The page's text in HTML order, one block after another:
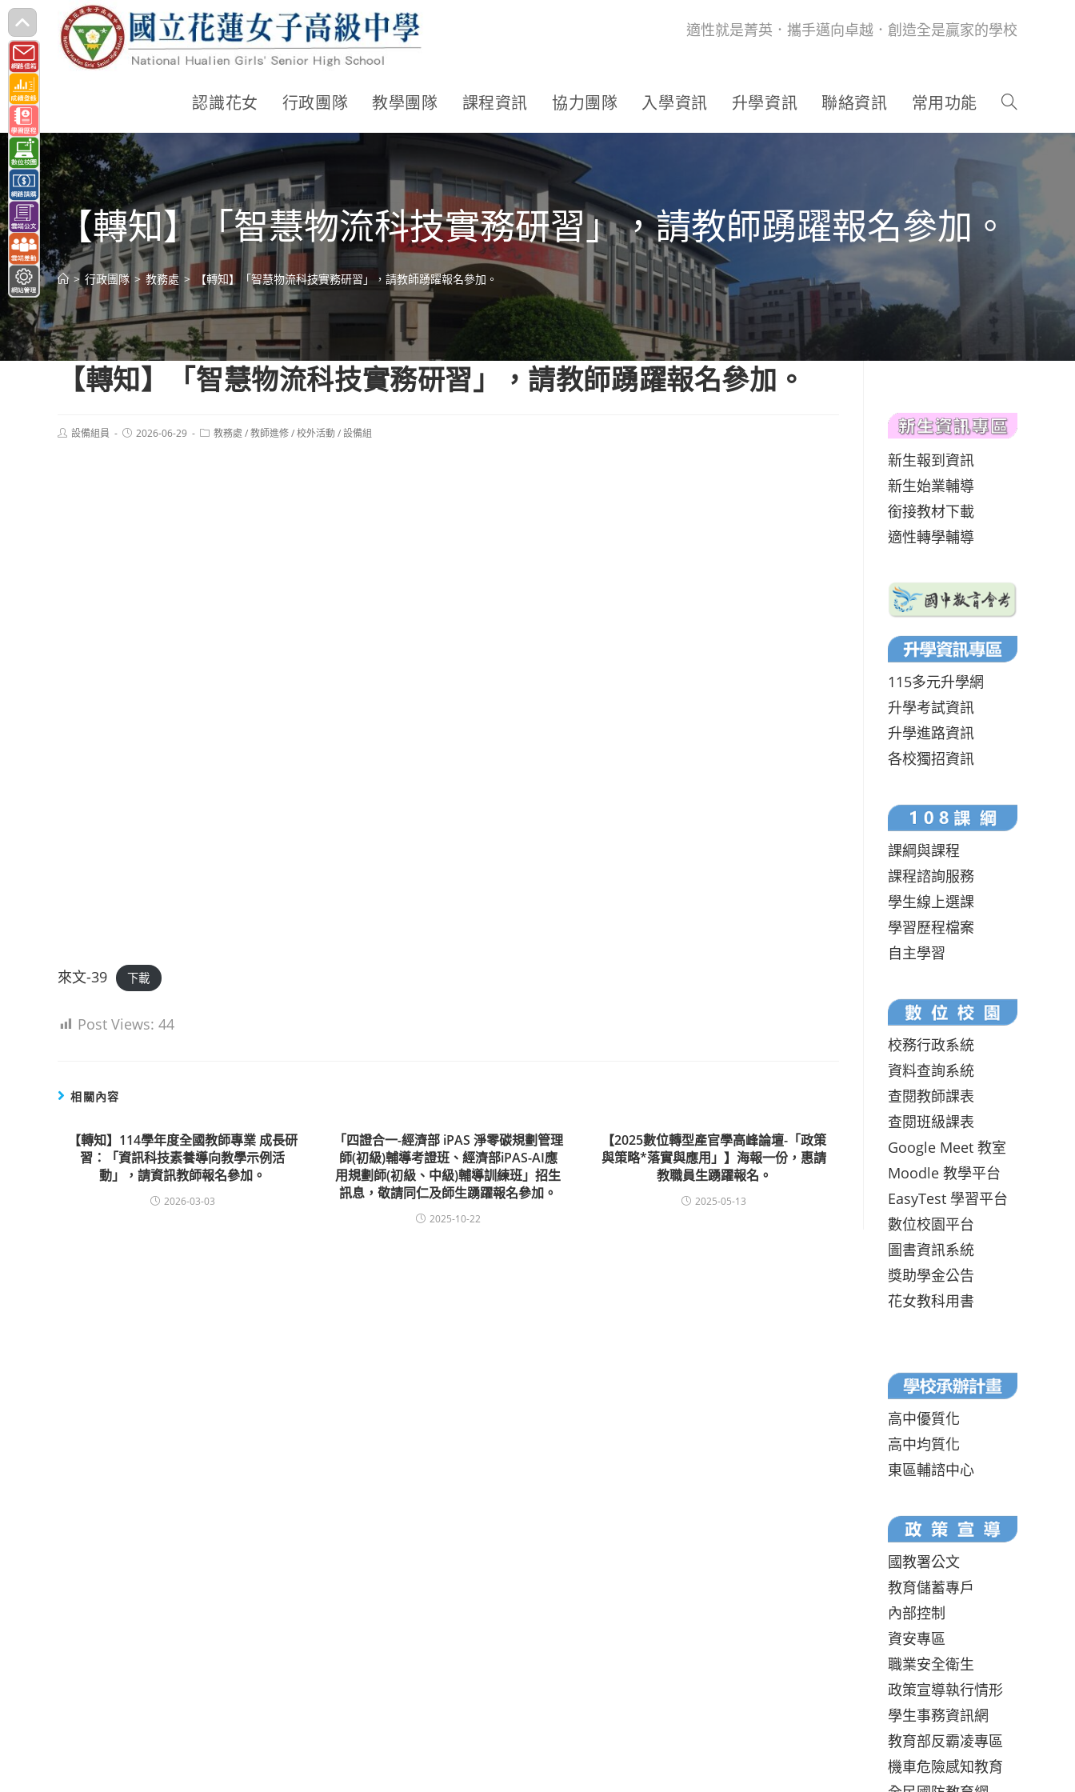
跳
轉
至
主
要
內
容
適性就是菁英．攜手邁向卓越．創造全是贏家的學校
認識花女 行政團隊 教學團隊 課程資訊 協力團隊 入學資訊 升學資訊 聯絡資訊 常用功能
【轉知】「智慧物流科技實務研習」，請教師踴躍報名參加。
> 行政團隊 > 教務處 > 【轉知】「智慧物流科技實務研習」，請教師踴躍報名參加。
【轉知】「智慧物流科技實務研習」，請教師踴躍報名參加。
Post設備組員
Post2026-06-29
Post教務處 /教師進修/校外活動/設備組
來文-39 下載
Post Views: 44
相關內容
【轉知】114學年度全國教師專業 成長研
習：「資訊科技素養導向教學示例活
動」，請資訊教師報名參加。
2026-03-03
「四證合一-經濟部 iPAS 淨零碳規劃管理
師(初級)輔導考證班、經濟部iPAS-AI應
用規劃師(初級、中級)輔導訓練班」招生
訊息，敬請同仁及師生踴躍報名參加。
2025-10-22
【2025數位轉型產官學高峰論壇-「政策
與策略*落實與應用」】海報一份，惠請
教職員生踴躍報名。
2025-05-13
新生報到資訊
新生始業輔導
銜接教材下載
適性轉學輔導
115多元升學網
升學考試資訊
升學進路資訊
各校獨招資訊
課綱與課程
課程諮詢服務
學生線上選課
學習歷程檔案
自主學習
校務行政系統
資料查詢系統
查閱教師課表
查閱班級課表
Google Meet 教室
Moodle 教學平台
EasyTest 學習平台
數位校園平台
圖書資訊系統
獎助學金公告
花女教科用書
高中優質化
高中均質化
東區輔諮中心
國教署公文
教育儲蓄專戶
內部控制
資安專區
職業安全衛生
政策宣導執行情形
學生事務資訊網
教育部反霸凌專區
機車危險感知教育